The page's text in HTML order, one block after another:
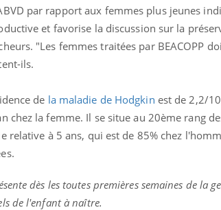
par rapport aux femmes plus jeunes
et favorise la discussion sur la
"Les femmes traitées par BEACOPP
ils.
de la maladie de Hodgkin est de 2,2/
chez la femme. Il se situe au 20ème rang
relative à 5 ans, qui est de 85% chez
dès les toutes premières semaines de
de l'enfant à naître.